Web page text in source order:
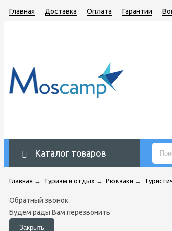
Главная Доставка Оплата Гарантии
Каталог товаров
Главная → Туризм и отдых → Рюкзаки →
Обратный звонок
Будем рады Вам перезвонить